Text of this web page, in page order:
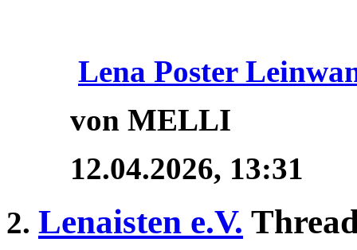
Lena Poster
von MELLI
12.04.2026, 13:31
Lenaisten e.V.